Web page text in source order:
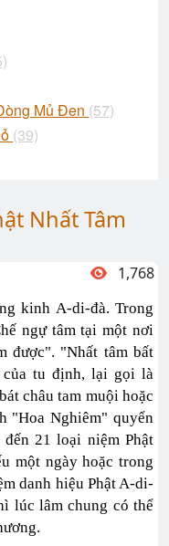
Mủ Đen (57)
(39)
Nhất Tâm
1,768
kinh A-di-đà. Trong
ngự tâm tại một nơi
được". "Nhất tâm bất
của tu định, lại gọi là
châu tam muội hoặc
"Hoa Nghiêm" quyển
21 loại niệm Phật
một ngày hoặc trong
danh hiệu Phật A-di-
lúc lâm chung có thể